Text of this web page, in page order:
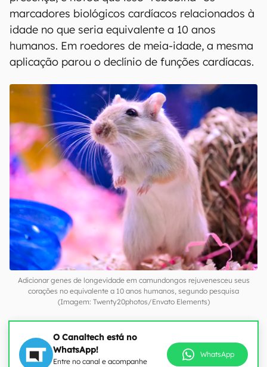
marcadores biológicos cardíacos relacionados à
idade no que seria equivalente a 10 anos
humanos. Em roedores de meia-idade, a mesma
aplicação parou o declínio de funções cardíacas.
Adicionar genes de longevidade em camundongos rejuvenesceu seus
corações no equivalente a 10 anos humanos, segundo pesquisa
(Imagem: Twenty20photos/Envato Elements)
O Canaltech está no
WhatsApp!
Entre no canal e acompanhe
WhatsApp